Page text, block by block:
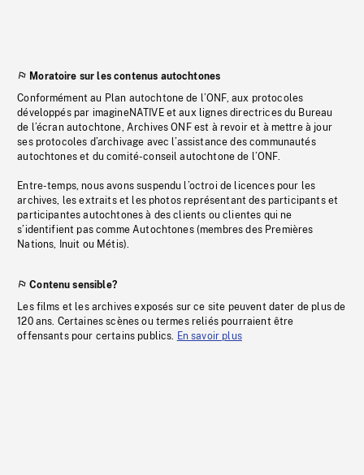
Moratoire sur les contenus autochtones
Conformément au Plan autochtone de l’ONF, aux protocoles
développés par imagineNATIVE et aux lignes directrices du Bureau
de l’écran autochtone, Archives ONF est à revoir et à mettre à jour
ses protocoles d’archivage avec l’assistance des communautés
autochtones et du comité-conseil autochtone de l’ONF.
Entre-temps, nous avons suspendu l’octroi de licences pour les
archives, les extraits et les photos représentant des participants et
participantes autochtones à des clients ou clientes qui ne
s’identifient pas comme Autochtones (membres des Premières
Nations, Inuit ou Métis).
Contenu sensible?
Les films et les archives exposés sur ce site peuvent dater de plus de
120 ans. Certaines scènes ou termes reliés pourraient être
offensants pour certains publics. En savoir plus